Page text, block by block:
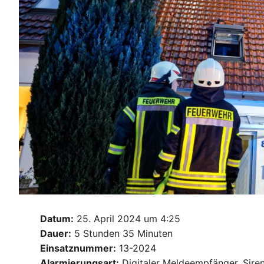
Datum: 25. April 2024 um 4:25
Dauer: 5 Stunden 35 Minuten
Einsatznummer: 13-2024